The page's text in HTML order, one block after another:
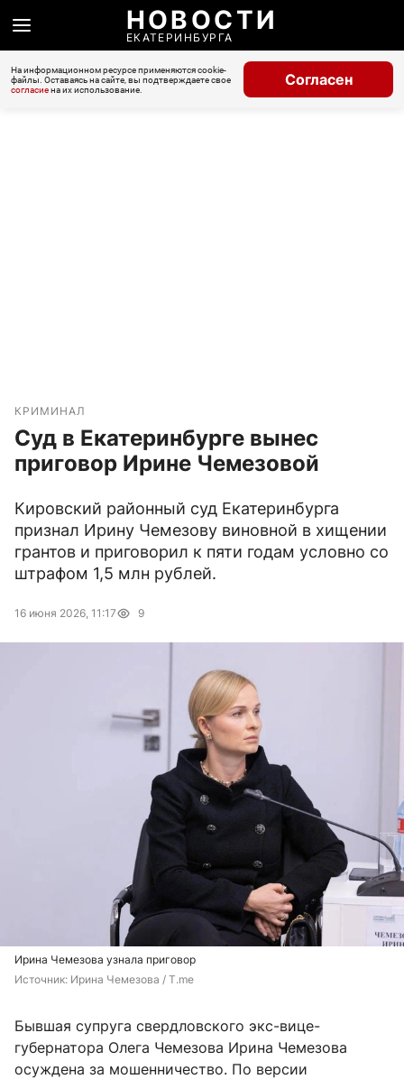
НОВОСТИ
ЕКАТЕРИНБУРГА
На информационном ресурсе применяются cookie-
файлы. Оставаясь на сайте, вы подтверждаете свое
согласиена их использование.
Согласен
КРИМИНАЛ
Суд в Екатеринбурге вынес
приговор Ирине Чемезовой
Кировский районный суд Екатеринбурга
признал Ирину Чемезову виновной в хищении
грантов и приговорил к пяти годам условно со
штрафом 1,5 млн рублей.
16 июня 2026, 11:17 9
Ирина Чемезова узнала приговор
Источник: Ирина Чемезова / T.me
Бывшая супруга свердловского экс-вице-
губернатора Олега Чемезова Ирина Чемезова
осуждена за мошенничество. По версии